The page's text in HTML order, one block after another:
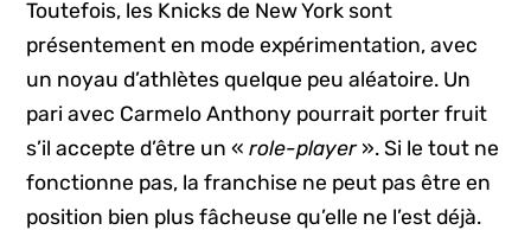
Toutefois, les Knicks de New York sont
présentement en mode expérimentation, avec
un noyau d’athlètes quelque peu aléatoire. Un
pari avec Carmelo Anthony pourrait porter fruit
s’il accepte d’être un «role-player ». Si le tout ne
fonctionne pas, la franchise ne peut pas être en
position bien plus fâcheuse qu’elle ne l’est déjà.